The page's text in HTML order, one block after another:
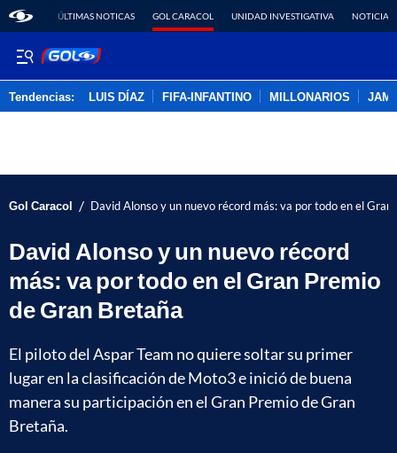
ÚLTIMAS NOTICAS GOL CARACOL UNIDAD INVESTIGATIVA NOTICIAS
Tendencias: LUIS DÍAZ FIFA-INFANTINO MILLONARIOS
Gol Caracol / David Alonso y un nuevo récord más: va por todo en el
David Alonso y un nuevo récord
más: va por todo en el Gran Premio
de Gran Bretaña
El piloto del Aspar Team no quiere soltar su primer
lugar en la clasificación de Moto3 e inició de buena
manera su participación en el Gran Premio de Gran
Bretaña.